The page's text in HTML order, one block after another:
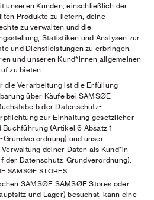
unseren Kunden, einschließlich der
Produkte zu liefern, deine
zu verwalten und die
Statistiken und Analysen zur
und Dienstleistungen zu erbringen,
und unseren Kund*innen allgemeinen
zu bieten.
die Verarbeitung ist die Erfüllung
über Käufe bei SAMSØE
b der Datenschutz-
zur Einhaltung gesetzlicher
(Artikel 6 Absatz 1
und unser
deiner Daten als Kund*in
der Datenschutz-Grundverordnung).
SAMSØE STORES
SAMSØE SAMSØE Stores oder
und Lager) besuchst, kann eine